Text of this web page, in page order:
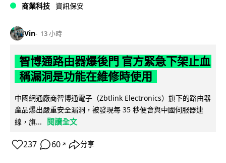
商業科技 資訊保安
Vin 13 小時
智博通路由器爆後門 官方緊急下架止血
稱漏洞是功能在維修時使用
中國網通廠商智博通電子（Zbtlink Electronics）旗下的路由器
產品爆出嚴重安全漏洞，被發現每 35 秒便會與中國伺服器連
線，旗...
閱讀全文
237 60 ↗ 分享